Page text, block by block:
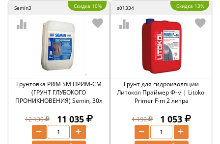
Semin3 Скидка 10%
Грунтовка PRIM SM ПРИМ-СМ
(ГРУНТ ГЛУБОКОГО
ПРОНИКНОВЕНИЯ) Semin, 30л
12 139 11 035
+
−
s01334 Скидка 13%
Грунт для гидроизоляции
Литокол Праймер Ф-м | Litokol
Primer F-m 2 литра
1 190 1 053
+
−